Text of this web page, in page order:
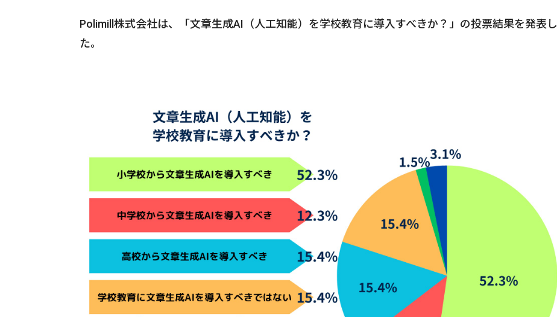
Polimill株式会社は、「文章生成AI（人工知能）を学校教育に導入すべきか？」の投票結果を発表し
た。